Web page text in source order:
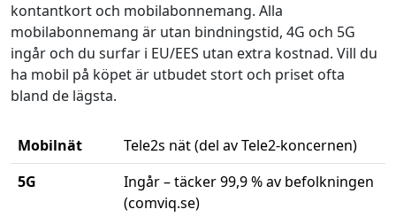
kontantkort och mobilabonnemang. Alla
mobilabonnemang är utan bindningstid, 4G och 5G
ingår och du surfar i EU/EES utan extra kostnad. Vill du
ha mobil på köpet är utbudet stort och priset ofta
bland de lägsta.
Mobilnät
Tele2s nät (del av Tele2-koncernen)
5G
Ingår – täcker 99,9 % av befolkningen
(comviq.se)